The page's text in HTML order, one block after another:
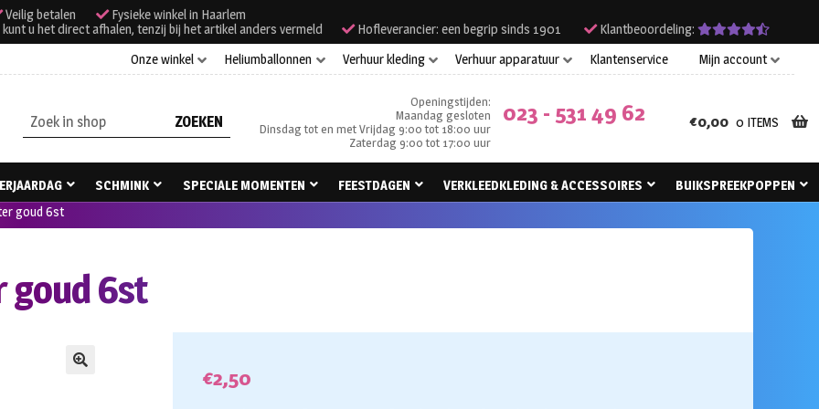
Veilig betalen
Fysieke winkel in Haarlem
u het direct afhalen, tenzij bij het artikel anders vermeld
Hofleverancier: een begrip sinds 1901
Klantbeoordeling:
Onze winkel
Heliumballonnen Verhuur kleding Verhuur apparatuur Klantenservice Mijn account
Zoeken
naar:
Openingstijden:
Maandag gesloten
Dinsdag tot en met Vrijdag 9:00 tot 18:00 uur
Zaterdag 9:00 tot 17:00 uur
023 - 531 49 62 €0,00 0 ITEMS
SCHMINK SPECIALE MOMENTEN FEESTDAGEN VERKLEEDKLEDING & ACCESSOIRES
BUIKSPREEKPOPPEN
goud 6st
goud 6st
€2,50